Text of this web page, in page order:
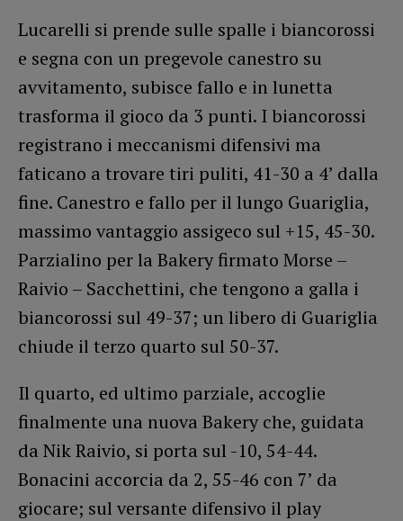
Lucarelli si prende sulle spalle i biancorossi
e segna con un pregevole canestro su
avvitamento, subisce fallo e in lunetta
trasforma il gioco da 3 punti. I biancorossi
registrano i meccanismi difensivi ma
faticano a trovare tiri puliti, 41-30 a 4’ dalla
fine. Canestro e fallo per il lungo Guariglia,
massimo vantaggio assigeco sul +15, 45-30.
Parzialino per la Bakery firmato Morse –
Raivio – Sacchettini, che tengono a galla i
biancorossi sul 49-37; un libero di Guariglia
chiude il terzo quarto sul 50-37.
Il quarto, ed ultimo parziale, accoglie
finalmente una nuova Bakery che, guidata
da Nik Raivio, si porta sul -10, 54-44.
Bonacini accorcia da 2, 55-46 con 7’ da
giocare; sul versante difensivo il play